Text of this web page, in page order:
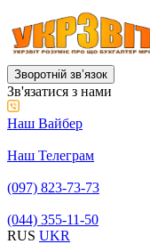
Зворотній звʼязок
Зв'язатися з нами
Наш Вайбер
Наш Телеграм
(097) 823-73-73
(044) 355-11-50
RUS UKR